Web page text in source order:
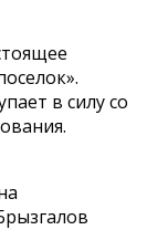
в силу со